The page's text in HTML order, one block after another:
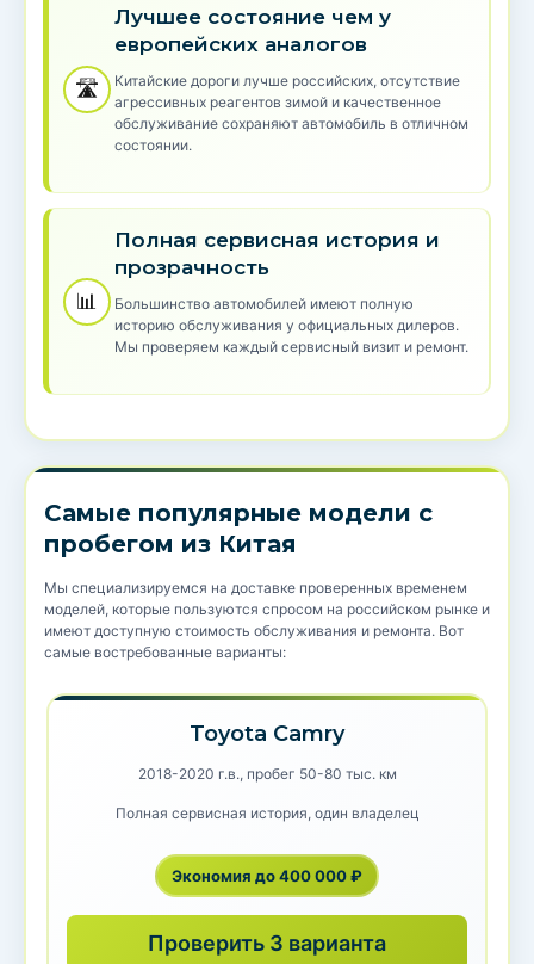
🛣️
Лучшее состояние чем у
европейских аналогов
Китайские дороги лучше российских, отсутствие
агрессивных реагентов зимой и качественное
обслуживание сохраняют автомобиль в отличном
состоянии.
📊
Полная сервисная история и
прозрачность
Большинство автомобилей имеют полную
историю обслуживания у официальных дилеров.
Мы проверяем каждый сервисный визит и ремонт.
Самые популярные модели с
пробегом из Китая
Мы специализируемся на доставке проверенных временем
моделей, которые пользуются спросом на российском рынке и
имеют доступную стоимость обслуживания и ремонта. Вот
самые востребованные варианты:
Toyota Camry
2018-2020 г.в., пробег 50-80 тыс. км
Полная сервисная история, один владелец
Экономия до 400 000 ₽
Проверить 3 варианта